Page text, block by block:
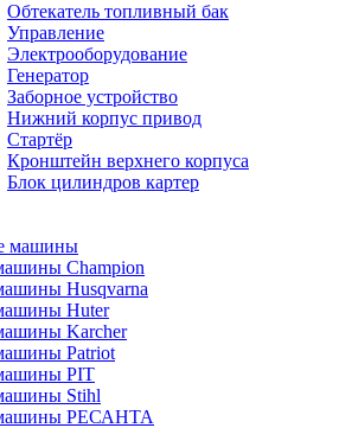
Обтекатель топливный бак
Управление
Электрооборудование
Генератор
Заборное устройство
Нижний корпус привод
Стартёр
Кронштейн верхнего корпуса
Блок цилиндров картер
машины
Champion
Husqvarna
Huter
Karcher
Patriot
PIT
Stihl
РЕСАНТА